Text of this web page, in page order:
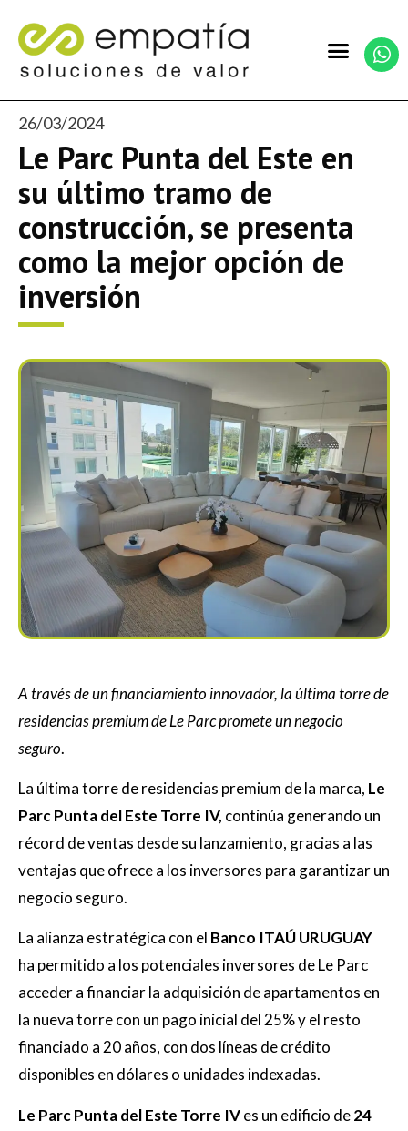
26/03/2024
Le Parc Punta del Este en
su último tramo de
construcción, se presenta
como la mejor opción de
inversión
A través de un financiamiento innovador, la última torre de
residencias premium de Le Parc promete un negocio
seguro.
La última torre de residencias premium de la marca, Le
Parc Punta del Este Torre IV, continúa generando un
récord de ventas desde su lanzamiento, gracias a las
ventajas que ofrece a los inversores para garantizar un
negocio seguro.
La alianza estratégica con el Banco ITAÚ URUGUAY
ha permitido a los potenciales inversores de Le Parc
acceder a financiar la adquisición de apartamentos en
la nueva torre con un pago inicial del 25% y el resto
financiado a 20 años, con dos líneas de crédito
disponibles en dólares o unidades indexadas.
Le Parc Punta del Este Torre IVes un edificio de24